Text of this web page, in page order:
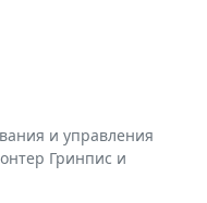
и управления
Гринпис и